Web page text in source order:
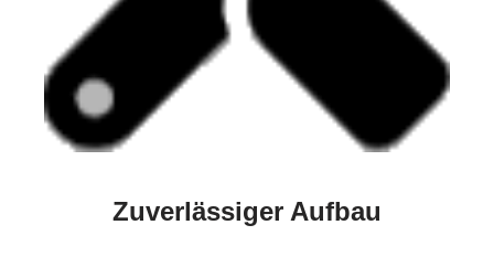
Zuverlässiger Aufbau